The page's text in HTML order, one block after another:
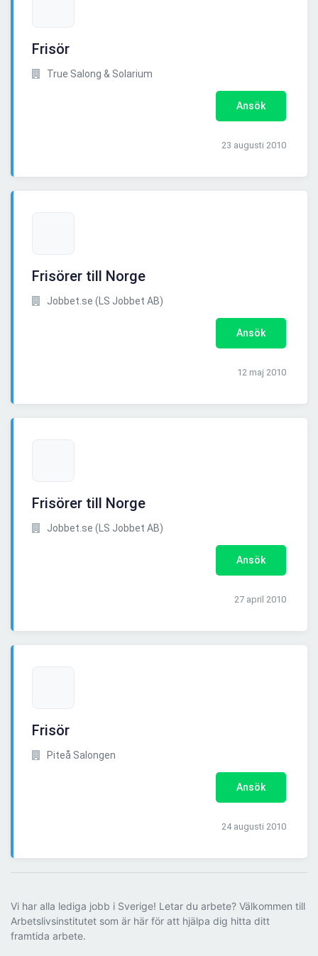
Frisör
True Salong & Solarium
Ansök
23 augusti 2010
Frisörer till Norge
Jobbet.se (LS Jobbet AB)
Ansök
12 maj 2010
Frisörer till Norge
Jobbet.se (LS Jobbet AB)
Ansök
27 april 2010
Frisör
Piteå Salongen
Ansök
24 augusti 2010
Vi har alla lediga jobb i Sverige! Letar du arbete? Välkommen till
Arbetslivsinstitutet som är här för att hjälpa dig hitta ditt
framtida arbete.